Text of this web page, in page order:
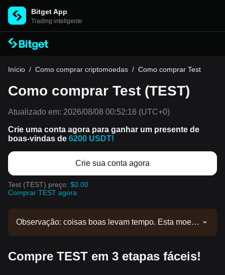
Bitget App
Trading inteligente
Início / Como comprar criptomoedas / Como comprar Test
Como comprar Test (TEST)
Atualizado em: 2026/08/08 00:52:16 (UTC+0)
Crie uma conta agora para ganhar um presente de
boas-vindas de 6200 USDT!
Crie sua conta agora
Test (TEST) preço: $0.00
Comprar TEST agora
Observação: coisas boas levam tempo. Esta moeda
Quando estiver disponível na Bitget, você poderá
Compre TEST em 3 etapas fáceis!